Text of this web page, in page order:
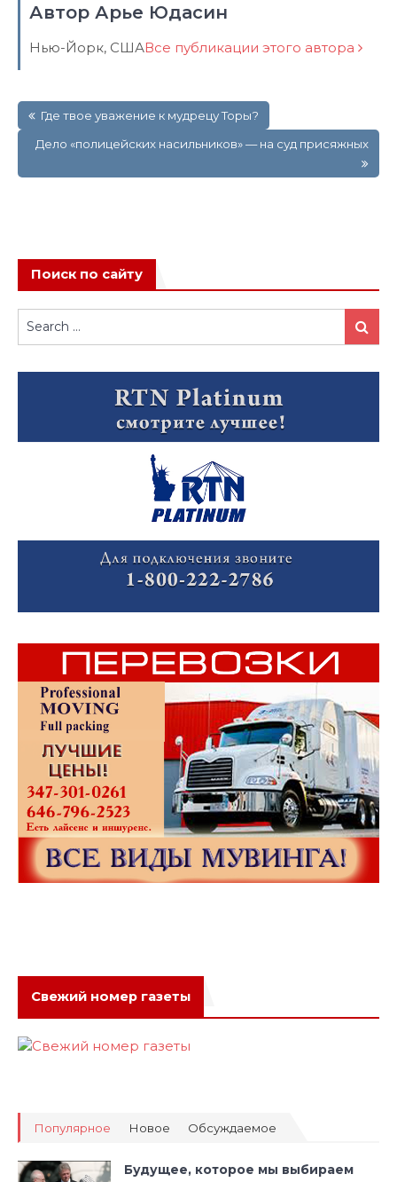
Автор Арье Юдасин
Нью-Йорк, СШАВсе публикации этого автора
по
записям
Где твое уважение к мудрецу Торы?
Дело «полицейских насильников» — на суд присяжных
Поиск по сайту
Search
for:
Search
Свежий номер газеты
Популярное Новое Обсуждаемое
Будущее, которое мы выбираем